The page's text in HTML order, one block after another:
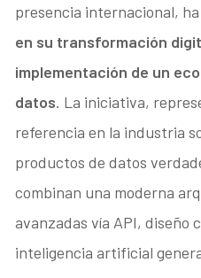
presencia internacional,
en su transformación
implementación de un
datos. La iniciativa,
referencia en la industria
productos de datos
combinan una moderna
avanzadas vía API, diseño
inteligencia artificial